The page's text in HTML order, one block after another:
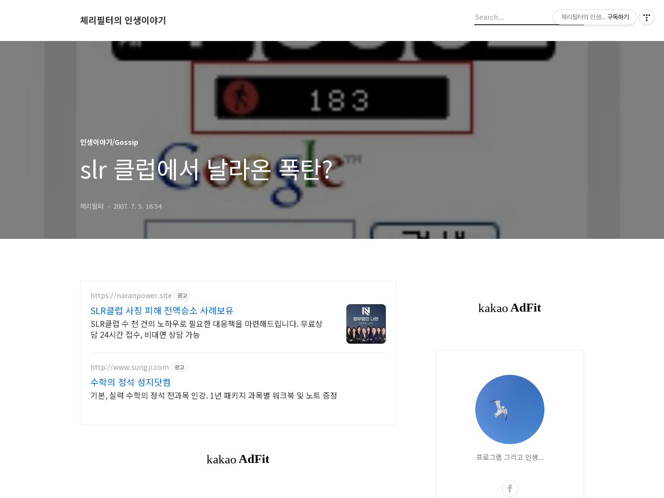
체리필터의 인생이야기
인생이야기/Gossip
slr 클럽에서 날라온 폭탄?
체리필터 2007. 7. 5. 16:54
https://naranpower.site 광고
SLR클럽 사칭 피해 전액승소 사례보유
SLR클럽 수 천 건의 노하우로 필요한 대응책을 마련해드립니다. 무료상
담 24시간 접수, 비대면 상담 가능
http://www.sungji.com 광고
수학의 정석 성지닷컴
기본, 실력 수학의 정석 전과목 인강. 1년 패키지 과목별 워크북 및 노트 증정
프로그램 그리고 인생...
체리필터의 인생이야기구독하기